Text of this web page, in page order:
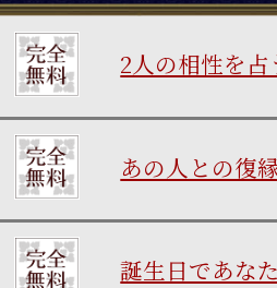
2人の相性を占
あの人との復
誕生日であな